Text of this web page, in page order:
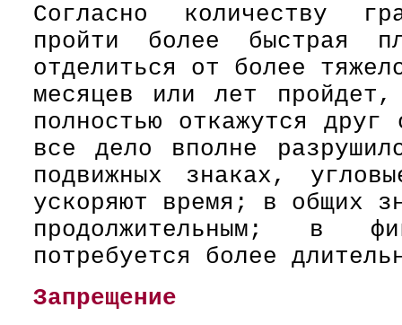
Согласно количеству
пройти более быстрая
отделиться от более
месяцев или лет пройдет,
полностью откажутся
все дело вполне
подвижных знаках,
ускоряют время; в общих
продолжительным; в
потребуется более
Запрещение